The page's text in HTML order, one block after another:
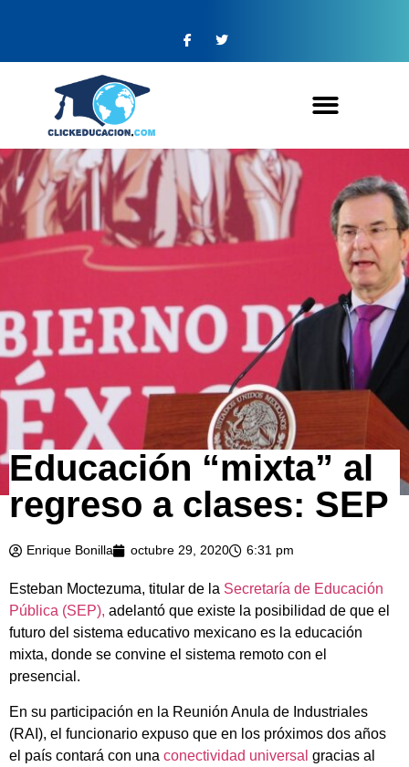
Educación “mixta” al
regreso a clases: SEP
Enrique Bonilla octubre 29, 2020 6:31 pm
Esteban Moctezuma, titular de la Secretaría de Educación
Pública (SEP), adelantó que existe la posibilidad de que el
futuro del sistema educativo mexicano es la educación
mixta, donde se convine el sistema remoto con el
presencial.
En su participación en la Reunión Anula de Industriales
(RAI), el funcionario expuso que en los próximos dos años
el país contará con una conectividad universal gracias al